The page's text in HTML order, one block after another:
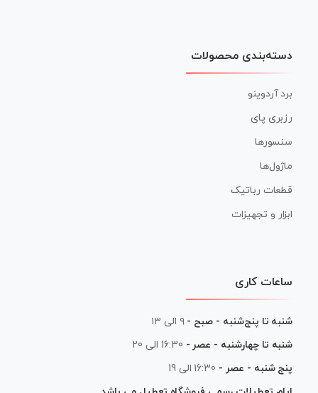
دسته‌بندی محصولات
برد آردوینو
رزبری پای
سنسورها
ماژول‌ها
قطعات رباتیک
ابزار و تجهیزات
ساعات کاری
شنبه تا پنج‌شنبه - صبح - ۹ الی ۱۳
شنبه تا چهارشنبه - عصر - 16:30 الی 20
پنج شنبه - عصر - 16:30 الی 19